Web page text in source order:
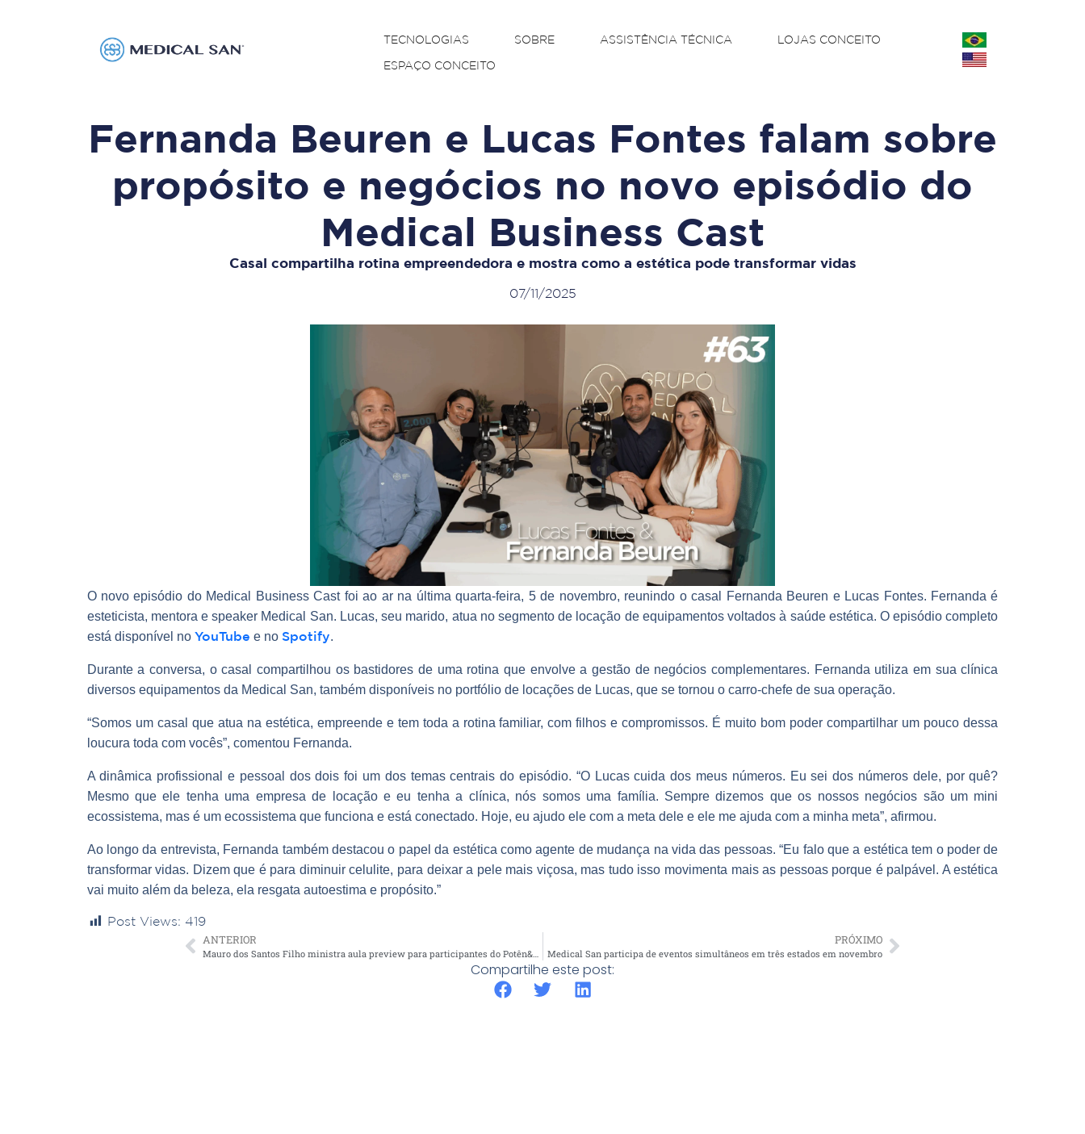
TECNOLOGIAS SOBRE ASSISTÊNCIA TÉCNICA LOJAS CONCEITO
ESPAÇO CONCEITO
Fernanda Beuren e Lucas Fontes falam sobre
propósito e negócios no novo episódio do
Medical Business Cast
Casal compartilha rotina empreendedora e mostra como a estética pode transformar vidas
07/11/2025
O novo episódio do Medical Business Cast foi ao ar na última quarta-feira, 5 de novembro, reunindo o casal Fernanda Beuren e Lucas Fontes. Fernanda é
esteticista, mentora e speaker Medical San. Lucas, seu marido, atua no segmento de locação de equipamentos voltados à saúde estética. O episódio completo
está disponível no YouTube e no Spotify.
Durante a conversa, o casal compartilhou os bastidores de uma rotina que envolve a gestão de negócios complementares. Fernanda utiliza em sua clínica
diversos equipamentos da Medical San, também disponíveis no portfólio de locações de Lucas, que se tornou o carro-chefe de sua operação.
“Somos um casal que atua na estética, empreende e tem toda a rotina familiar, com filhos e compromissos. É muito bom poder compartilhar um pouco dessa
loucura toda com vocês”, comentou Fernanda.
A dinâmica profissional e pessoal dos dois foi um dos temas centrais do episódio. “O Lucas cuida dos meus números. Eu sei dos números dele, por quê?
Mesmo que ele tenha uma empresa de locação e eu tenha a clínica, nós somos uma família. Sempre dizemos que os nossos negócios são um mini
ecossistema, mas é um ecossistema que funciona e está conectado. Hoje, eu ajudo ele com a meta dele e ele me ajuda com a minha meta”, afirmou.
Ao longo da entrevista, Fernanda também destacou o papel da estética como agente de mudança na vida das pessoas. “Eu falo que a estética tem o poder de
transformar vidas. Dizem que é para diminuir celulite, para deixar a pele mais viçosa, mas tudo isso movimenta mais as pessoas porque é palpável. A estética
vai muito além da beleza, ela resgata autoestima e propósito.”
Post Views: 419
ANTERIOR PRÓXIMO
Medical San participa de eventos simultâneos em três estados em novembro
Compartilhe este post: